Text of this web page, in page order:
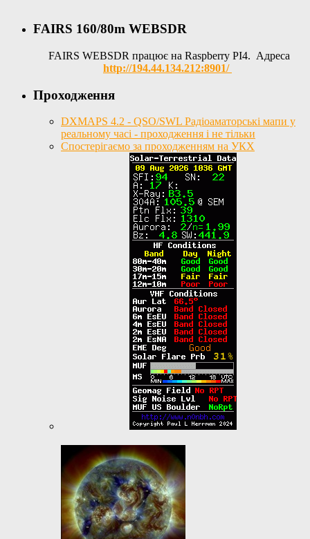
FAIRS 160/80m WEBSDR
FAIRS WEBSDR працює на Raspberry PI4. Адреса
http://194.44.134.212:8901/
Проходження
DXMAPS 4.2 - QSO/SWL Радіоаматорські мапи у
реальному часі - проходження і не тільки
Спостерігаємо за проходженням на УКХ